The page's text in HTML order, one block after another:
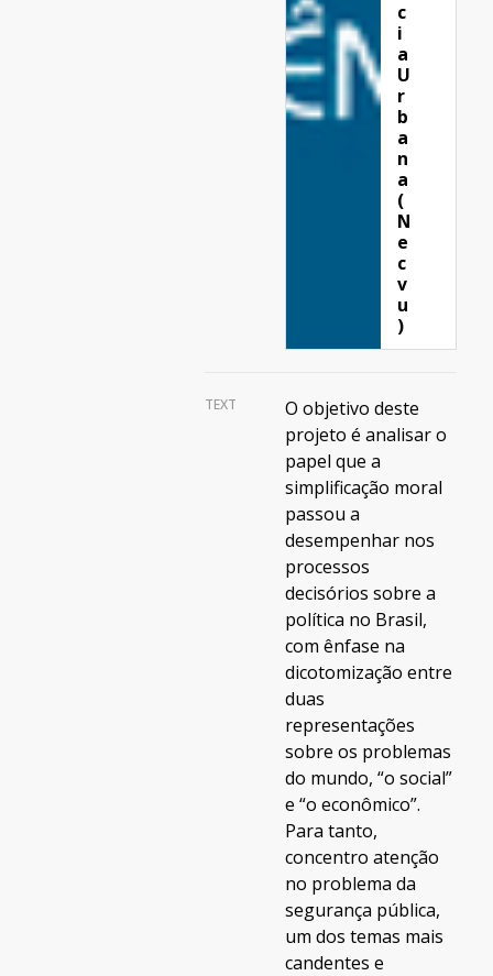
c
i
a
U
r
b
a
n
a
(
N
e
c
v
u
)
TEXT
O objetivo deste
projeto é analisar o
papel que a
simplificação moral
passou a
desempenhar nos
processos
decisórios sobre a
política no Brasil,
com ênfase na
dicotomização entre
duas
representações
sobre os problemas
do mundo, “o social”
e “o econômico”.
Para tanto,
concentro atenção
no problema da
segurança pública,
um dos temas mais
candentes e